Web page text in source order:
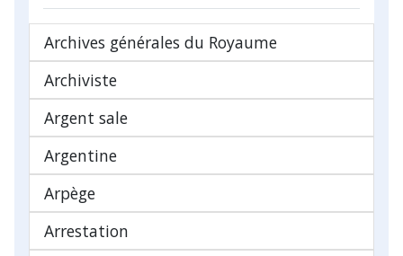
Archives générales du Royaume
Archiviste
Argent sale
Argentine
Arpège
Arrestation